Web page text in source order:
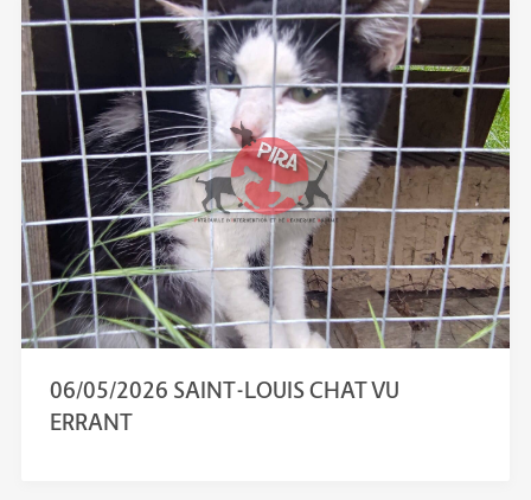
06/05/2026 SAINT-LOUIS CHAT VU
ERRANT